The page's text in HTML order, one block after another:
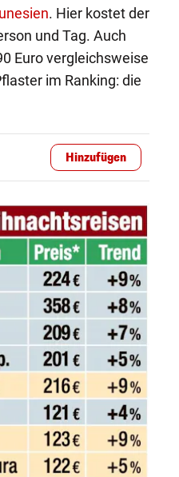
. Hier kostet der
und Tag. Auch
Euro vergleichsweise
im Ranking: die
Hinzufügen